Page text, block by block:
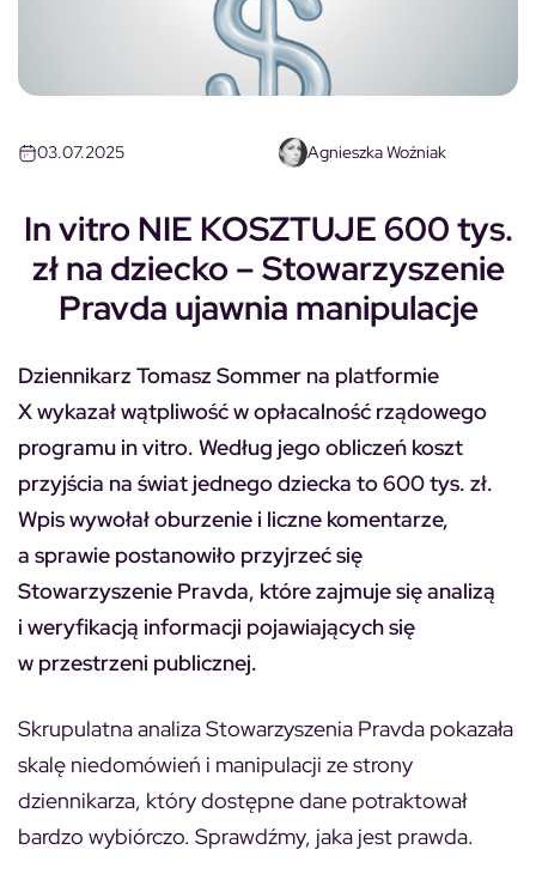
03.07.2025 Agnieszka Woźniak
In vitro NIE KOSZTUJE 600 tys.
zł na dziecko – Stowarzyszenie
Pravda ujawnia manipulacje
Dziennikarz Tomasz Sommer na platformie
X wykazał wątpliwość w opłacalność rządowego
programu in vitro. Według jego obliczeń koszt
przyjścia na świat jednego dziecka to 600 tys. zł.
Wpis wywołał oburzenie i liczne komentarze,
a sprawie postanowiło przyjrzeć się
Stowarzyszenie Pravda, które zajmuje się analizą
i weryfikacją informacji pojawiających się
w przestrzeni publicznej.
Skrupulatna analiza Stowarzyszenia Pravda pokazała
skalę niedomówień i manipulacji ze strony
dziennikarza, który dostępne dane potraktował
bardzo wybiórczo. Sprawdźmy, jaka jest prawda.